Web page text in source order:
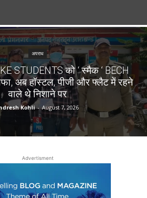
अपराध
STUDENTS को ‘ स्मैक ‘ BECH
अब हॉस्टल, पीजी और फ्लैट में रहने
वाले थे निशाने पर
Kohli - August 7, 2026
Advertisment